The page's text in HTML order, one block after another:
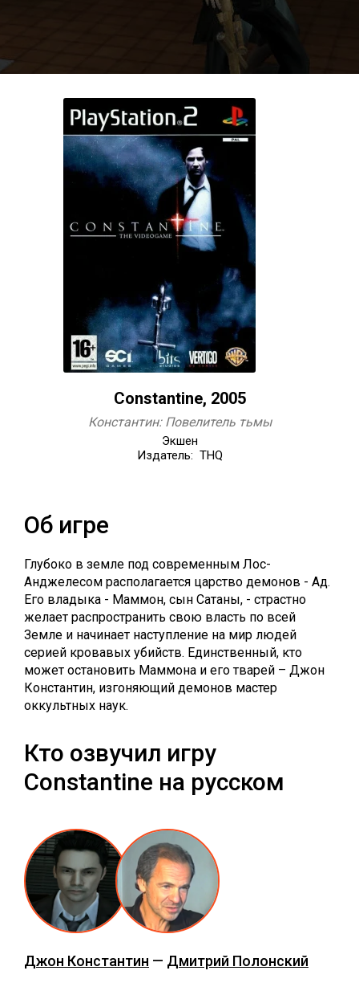
Constantine, 2005
Константин: Повелитель тьмы
Экшен
Издатель: THQ
Об игре
Глубоко в земле под современным Лос-
Анджелесом располагается царство демонов - Ад.
Его владыка - Маммон, сын Сатаны, - страстно
желает распространить свою власть по всей
Земле и начинает наступление на мир людей
серией кровавых убийств. Единственный, кто
может остановить Маммона и его тварей – Джон
Константин, изгоняющий демонов мастер
оккультных наук.
Кто озвучил игру
Constantine на русском
Джон Константин — Дмитрий Полонский